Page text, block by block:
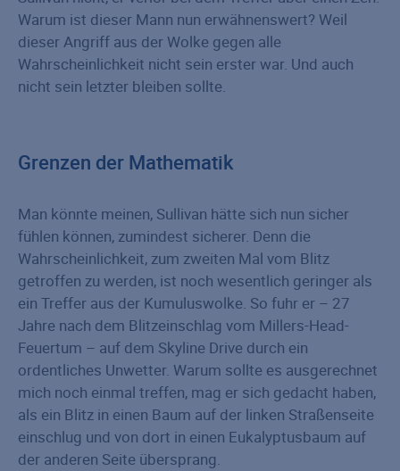
Warum ist dieser Mann nun erwähnenswert? Weil
dieser Angriff aus der Wolke gegen alle
Wahrscheinlichkeit nicht sein erster war. Und auch
nicht sein letzter bleiben sollte.
Grenzen der Mathematik
Man könnte meinen, Sullivan hätte sich nun sicher
fühlen können, zumindest sicherer. Denn die
Wahrscheinlichkeit, zum zweiten Mal vom Blitz
getroffen zu werden, ist noch wesentlich geringer als
ein Treffer aus der Kumuluswolke. So fuhr er – 27
Jahre nach dem Blitzeinschlag vom Millers-Head-
Feuertum – auf dem Skyline Drive durch ein
ordentliches Unwetter. Warum sollte es ausgerechnet
mich noch einmal treffen, mag er sich gedacht haben,
als ein Blitz in einen Baum auf der linken Straßenseite
einschlug und von dort in einen Eukalyptusbaum auf
der anderen Seite übersprang.